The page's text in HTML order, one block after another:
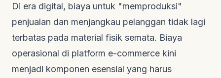
Di era digital, biaya untuk "memproduksi"
penjualan dan menjangkau pelanggan tidak lagi
terbatas pada material fisik semata. Biaya
operasional di platform e-commerce kini
menjadi komponen esensial yang harus